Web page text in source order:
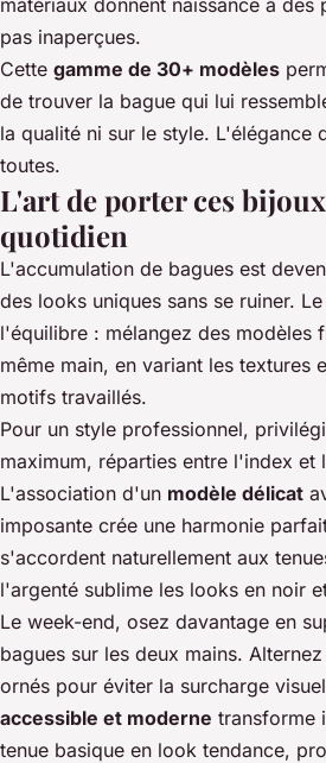
matériaux donnent naissance à des
pas inaperçues.
Cette gamme de 30+ modèles
de trouver la bague qui lui
la qualité ni sur le style. L'élégance
toutes.
L'art de porter ces
quotidien
L'accumulation de bagues est
des looks uniques sans se ruiner.
l'équilibre : mélangez des modèles
même main, en variant les textures
motifs travaillés.
Pour un style professionnel,
maximum, réparties entre l'index et
L'association d'un modèle délicat
imposante crée une harmonie
s'accordent naturellement aux
l'argenté sublime les looks en noir
Le week-end, osez davantage en
bagues sur les deux mains.
ornés pour éviter la surcharge
accessible et moderne transforme
tenue basique en look tendance,